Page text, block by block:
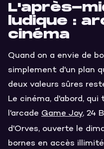
L'après-
ludique :
cinéma
Quand on a envie de
simplement d'un plan
deux valeurs sûres
Le cinéma, d'abord,
l'arcade Game Joy, 24
d'Orves, ouverte le
bornes en accès